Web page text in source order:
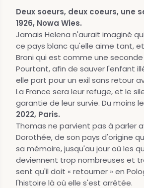
Deux soeurs, deux coeurs, une
1926, Nowa Wies.
Jamais Helena n'aurait imaginé
ce pays blanc qu'elle aime tant,
Broni qui est comme une
Pourtant, afin de sauver l'enfant
elle part pour un exil sans retour
La France sera leur refuge, et le
garantie de leur survie. Du moins
2022, Paris.
Thomas ne parvient pas à parler
Dorothée, de son pays d'origine
sa mémoire, jusqu'au jour où les
deviennent trop nombreuses et
sent qu'il doit « retourner » en
l'histoire là où elle s'est arrêtée.